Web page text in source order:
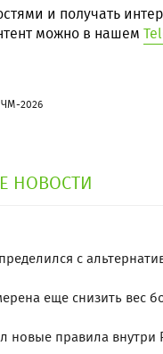
и получать
можно в нашем
ЧМ-2026
НОВОСТИ
с
еще снизить вес
новые правила внутри